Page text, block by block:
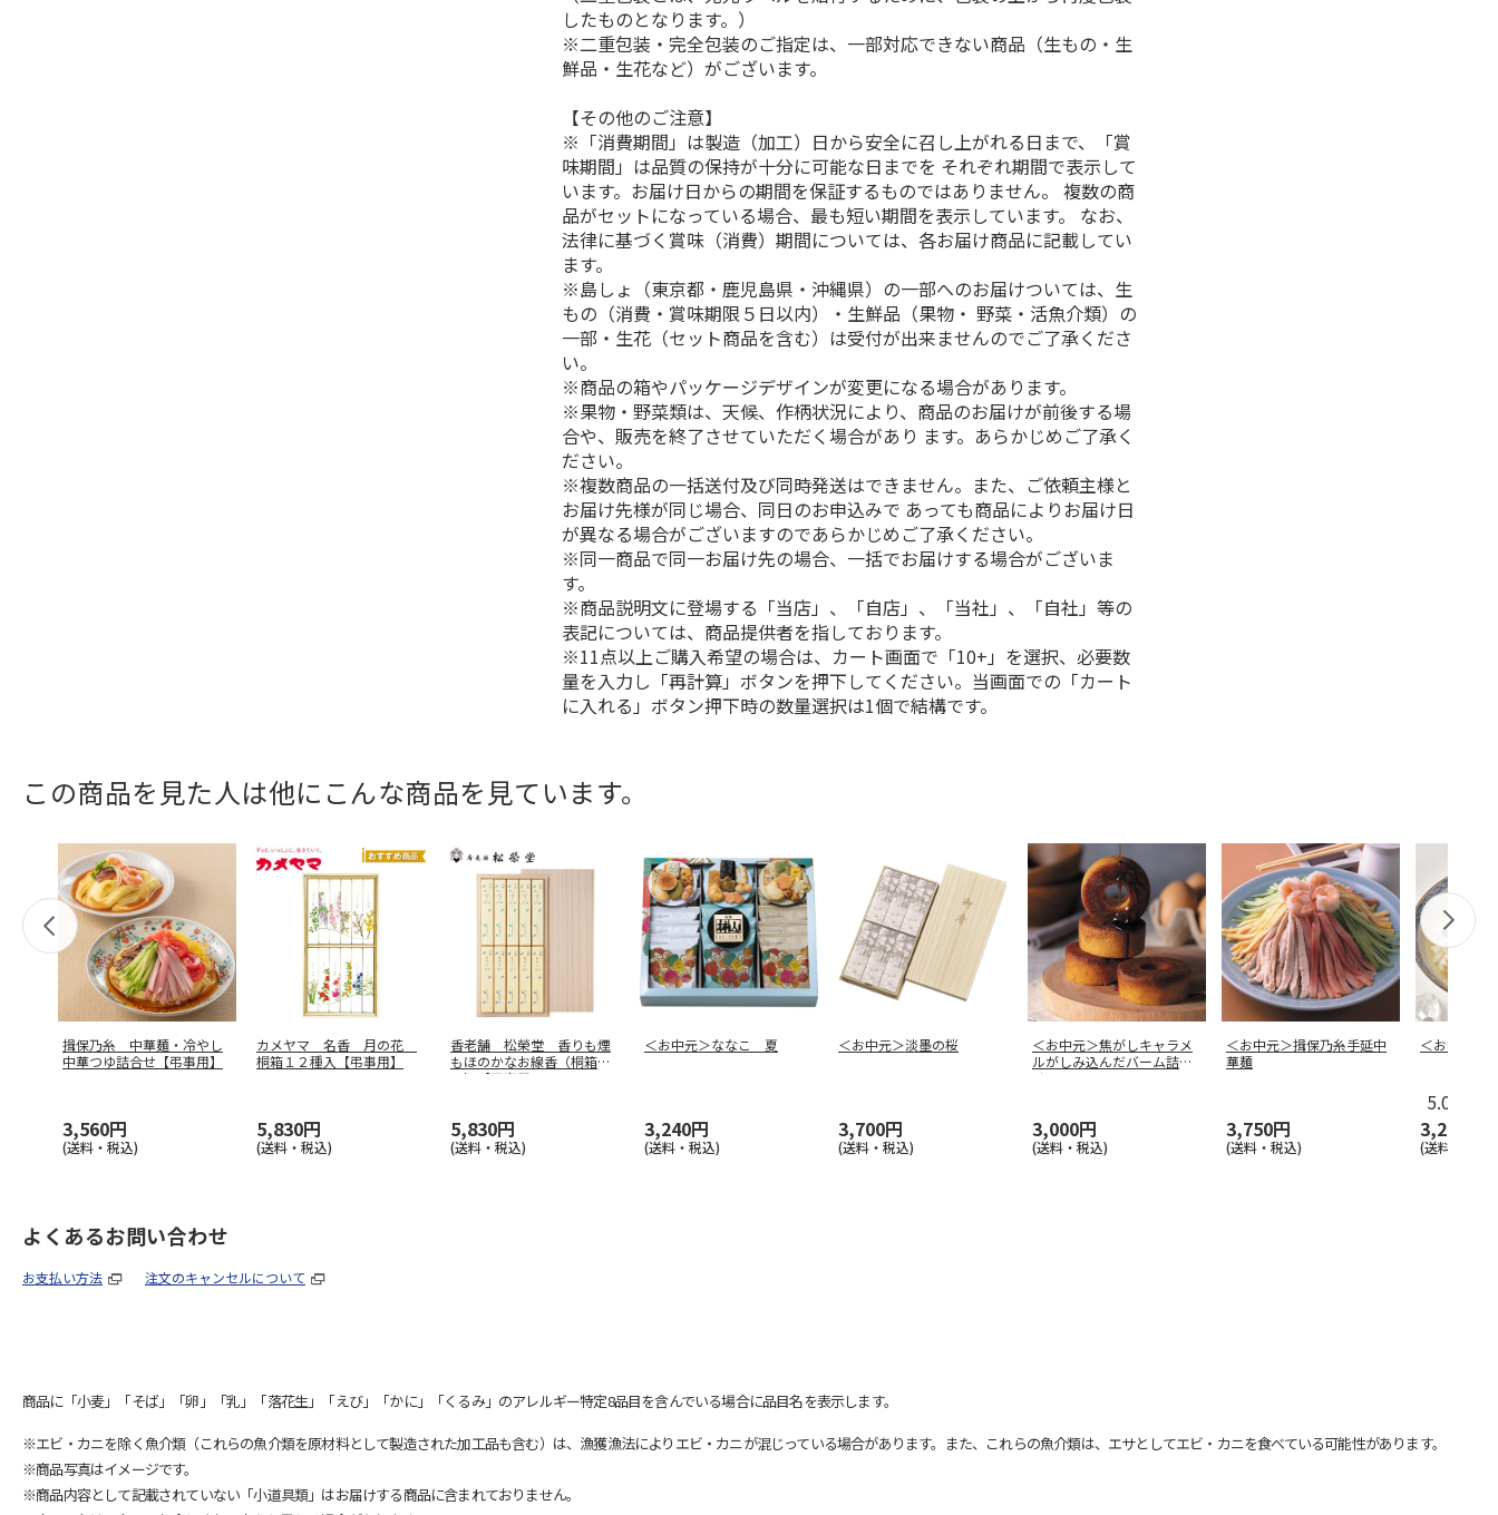
したものとなります。）
※二重包装・完全包装のご指定は、一部対応できない商品（生もの・生
鮮品・生花など）がございます。
【その他のご注意】
※「消費期間」は製造（加工）日から安全に召し上がれる日まで、「賞
味期間」は品質の保持が十分に可能な日までを それぞれ期間で表示して
います。お届け日からの期間を保証するものではありません。 複数の商
品がセットになっている場合、最も短い期間を表示しています。 なお、
法律に基づく賞味（消費）期間については、各お届け商品に記載してい
ます。
※島しょ（東京都・鹿児島県・沖縄県）の一部へのお届けついては、生
もの（消費・賞味期限５日以内）・生鮮品（果物・ 野菜・活魚介類）の
一部・生花（セット商品を含む）は受付が出来ませんのでご了承くださ
い。
※商品の箱やパッケージデザインが変更になる場合があります。
※果物・野菜類は、天候、作柄状況により、商品のお届けが前後する場
合や、販売を終了させていただく場合があり ます。あらかじめご了承く
ださい。
※複数商品の一括送付及び同時発送はできません。また、ご依頼主様と
お届け先様が同じ場合、同日のお申込みで あっても商品によりお届け日
が異なる場合がございますのであらかじめご了承ください。
※同一商品で同一お届け先の場合、一括でお届けする場合がございま
す。
※商品説明文に登場する「当店」、「自店」、「当社」、「自社」等の
表記については、商品提供者を指しております。
※11点以上ご購入希望の場合は、カート画面で「10+」を選択、必要数
量を入力し「再計算」ボタンを押下してください。当画面での「カート
に入れる」ボタン押下時の数量選択は1個で結構です。
この商品を見た人は他にこんな商品を見ています。
揖保乃糸 中華麺・冷やし
中華つゆ詰合せ【弔事用】
3,560円
(送料・税込)
カメヤマ 名香 月の花
桐箱１２種入【弔事用】
5,830円
(送料・税込)
香老舗 松榮堂 香りも煙
もほのかなお線香（桐箱
入）【弔事用
5,830円
(送料・税込)
＜お中元＞ななこ 夏
3,240円
(送料・税込)
＜お中元＞淡墨の桜
3,700円
(送料・税込)
＜お中元＞焦がしキャラメ
ルがしみ込んだバーム詰合
せ
3,000円
(送料・税込)
＜お中元＞揖保乃糸手延中
華麺
3,750円
(送料・税込)
＜お中元＞
5.0
3,240円
(送料・税込)
よくあるお問い合わせ
お支払い方法 注文のキャンセルについて
商品に「小麦」「そば」「卵」「乳」「落花生」「えび」「かに」「くるみ」のアレルギー特定8品目を含んでいる場合に品目名を表示します。
※エビ・カニを除く魚介類（これらの魚介類を原材料として製造された加工品も含む）は、漁獲漁法によりエビ・カニが混じっている場合があります。また、これらの魚介類は、エサとしてエビ・カニを食べている可能性があります。
※商品写真はイメージです。
※商品内容として記載されていない「小道具類」はお届けする商品に含まれておりません。